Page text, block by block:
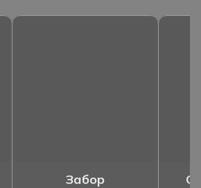
Забор